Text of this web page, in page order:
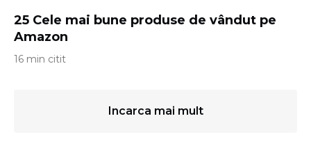
25 Cele mai bune produse de vândut pe
Amazon
16 min citit
Incarca mai mult